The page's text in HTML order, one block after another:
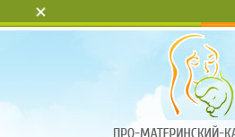
+